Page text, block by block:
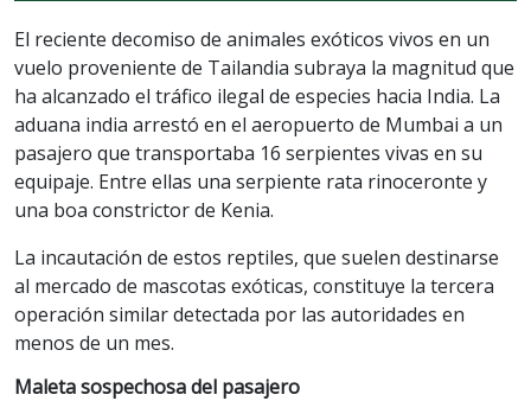
El reciente decomiso de animales exóticos vivos en un
vuelo proveniente de Tailandia subraya la magnitud que
ha alcanzado el tráfico ilegal de especies hacia India. La
aduana india arrestó en el aeropuerto de Mumbai a un
pasajero que transportaba 16 serpientes vivas en su
equipaje. Entre ellas una serpiente rata rinoceronte y
una boa constrictor de Kenia.
La incautación de estos reptiles, que suelen destinarse
al mercado de mascotas exóticas, constituye la tercera
operación similar detectada por las autoridades en
menos de un mes.
Maleta sospechosa del pasajero